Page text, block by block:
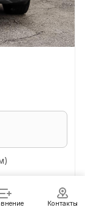
Контакты